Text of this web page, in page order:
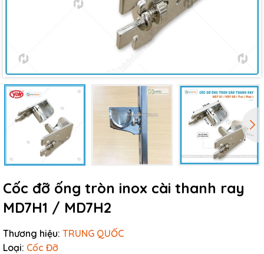
Cốc đỡ ống tròn inox cài thanh ray
MD7H1 / MD7H2
Thương hiệu: TRUNG QUỐC
Loại: Cốc Đỡ